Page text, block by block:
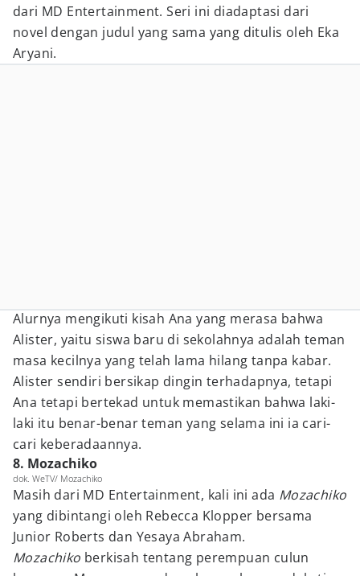
dari MD Entertainment. Seri ini diadaptasi dari
novel dengan judul yang sama yang ditulis oleh Eka
Aryani.
Alurnya mengikuti kisah Ana yang merasa bahwa
Alister, yaitu siswa baru di sekolahnya adalah teman
masa kecilnya yang telah lama hilang tanpa kabar.
Alister sendiri bersikap dingin terhadapnya, tetapi
Ana tetapi bertekad untuk memastikan bahwa laki-
laki itu benar-benar teman yang selama ini ia cari-
cari keberadaannya.
8. Mozachiko
dok. WeTV/ Mozachiko
Masih dari MD Entertainment, kali ini ada Mozachiko
yang dibintangi oleh Rebecca Klopper bersama
Junior Roberts dan Yesaya Abraham.
Mozachiko berkisah tentang perempuan culun